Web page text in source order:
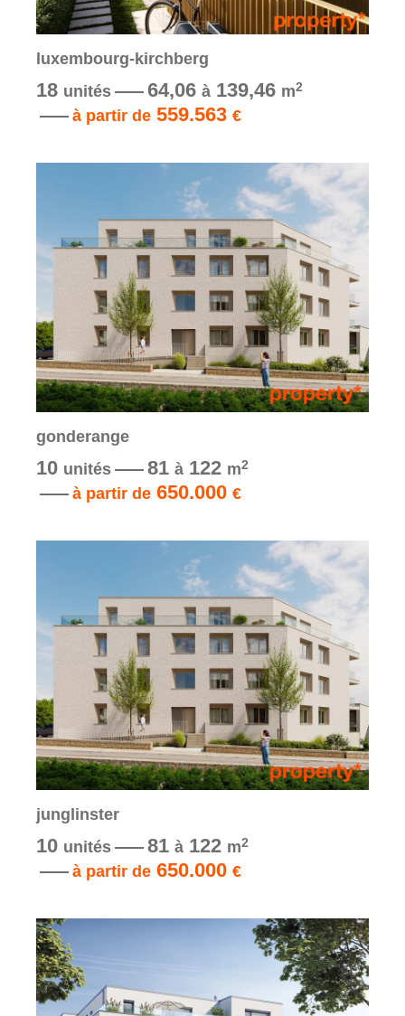
luxembourg-kirchberg
18 unités 64,06 à 139,46 m2
à partir de 559.563 €
gonderange
10 unités 81 à 122 m2
à partir de 650.000 €
junglinster
10 unités 81 à 122 m2
à partir de 650.000 €